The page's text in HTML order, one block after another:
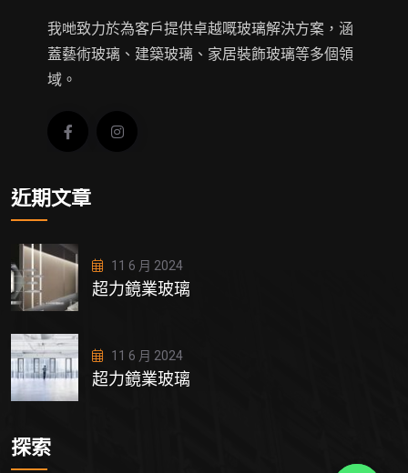
我哋致力於為客戶提供卓越嘅玻璃解決方案，涵
蓋藝術玻璃、建築玻璃、家居裝飾玻璃等多個領
域。
近期文章
11 6 月 2024
超力鏡業玻璃
11 6 月 2024
超力鏡業玻璃
探索